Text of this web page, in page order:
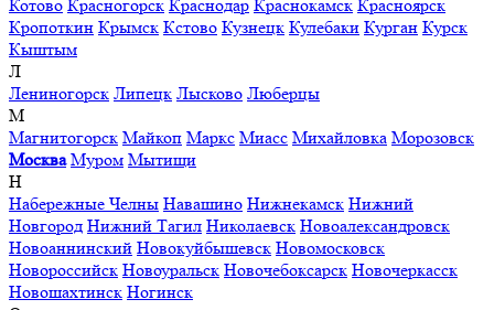
Котово Красногорск Краснодар Краснокамск Красноярск
Кропоткин Крымск Кстово Кузнецк Кулебаки Курган Курск
Кыштым
Л
Лениногорск Липецк Лысково Люберцы
М
Магнитогорск Майкоп Маркс Миасс Михайловка Морозовск
Москва Муром Мытищи
Н
Набережные Челны Навашино Нижнекамск Нижний
Новгород Нижний Тагил Николаевск Новоалександровск
Новоаннинский Новокуйбышевск Новомосковск
Новороссийск Новоуральск Новочебоксарск Новочеркасск
Новошахтинск Ногинск